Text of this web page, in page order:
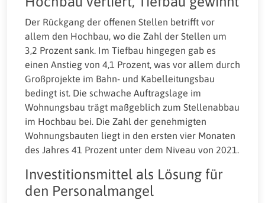
Der Rückgang der offenen Stellen betrifft vor
allem den Hochbau, wo die Zahl der Stellen um
3,2 Prozent sank. Im Tiefbau hingegen gab es
einen Anstieg von 4,1 Prozent, was vor allem durch
Großprojekte im Bahn- und Kabelleitungsbau
bedingt ist. Die schwache Auftragslage im
Wohnungsbau trägt maßgeblich zum Stellenabbau
im Hochbau bei. Die Zahl der genehmigten
Wohnungsbauten liegt in den ersten vier Monaten
des Jahres 41 Prozent unter dem Niveau von 2021.
Investitionsmittel als Lösung für
den Personalmangel